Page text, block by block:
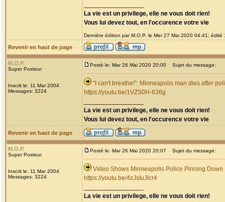
La vie est un privilege, elle ne vous doit rien!
Vous lui devez tout, en l'occurence votre vie
Dernière édition par M.O.P. le Mer 27 Mai 2020 04:41; édité
Revenir en haut de page
M.O.P.
Super Posteur
Inscrit le: 11 Mar 2004
Messages: 3224
Posté le: Mar 26 Mai 2020 20:00 Sujet du message:
"I can't breathe!": Minneapolis man dies after
https://youtu.be/1VZS0H-636g
La vie est un privilege, elle ne vous doit rien!
Vous lui devez tout, en l'occurence votre vie
Revenir en haut de page
M.O.P.
Super Posteur
Inscrit le: 11 Mar 2004
Messages: 3224
Posté le: Mar 26 Mai 2020 20:07 Sujet du message:
Video Shows Minneapolis Police Pinning
https://youtu.be/4zJsIuJIcr4
La vie est un privilege, elle ne vous doit rien!